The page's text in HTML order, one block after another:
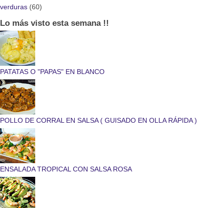
verduras (60)
Lo más visto esta semana !!
PATATAS O "PAPAS" EN BLANCO
POLLO DE CORRAL EN SALSA ( GUISADO EN OLLA RÁPIDA )
ENSALADA TROPICAL CON SALSA ROSA